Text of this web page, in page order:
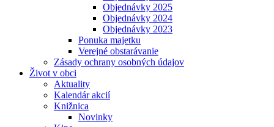
Objednávky 2025
Objednávky 2024
Objednávky 2023
Ponuka majetku
Verejné obstarávanie
Zásady ochrany osobných údajov
Život v obci
Aktuality
Kalendár akcií
Knižnica
Novinky